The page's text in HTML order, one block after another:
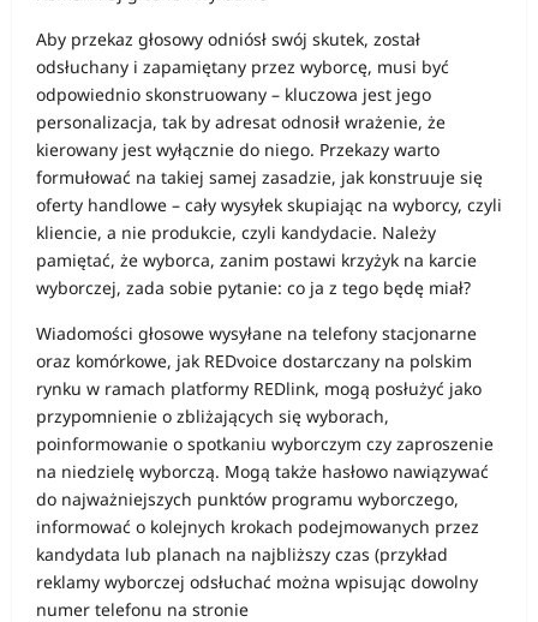
Aby przekaz głosowy odniósł swój skutek, został
odsłuchany i zapamiętany przez wyborcę, musi być
odpowiednio skonstruowany – kluczowa jest jego
personalizacja, tak by adresat odnosił wrażenie, że
kierowany jest wyłącznie do niego. Przekazy warto
formułować na takiej samej zasadzie, jak konstruuje się
oferty handlowe – cały wysyłek skupiając na wyborcy, czyli
kliencie, a nie produkcie, czyli kandydacie. Należy
pamiętać, że wyborca, zanim postawi krzyżyk na karcie
wyborczej, zada sobie pytanie: co ja z tego będę miał?
Wiadomości głosowe wysyłane na telefony stacjonarne
oraz komórkowe, jak REDvoice dostarczany na polskim
rynku w ramach platformy REDlink, mogą posłużyć jako
przypomnienie o zbliżających się wyborach,
poinformowanie o spotkaniu wyborczym czy zaproszenie
na niedzielę wyborczą. Mogą także hasłowo nawiązywać
do najważniejszych punktów programu wyborczego,
informować o kolejnych krokach podejmowanych przez
kandydata lub planach na najbliższy czas (przykład
reklamy wyborczej odsłuchać można wpisując dowolny
numer telefonu na stronie